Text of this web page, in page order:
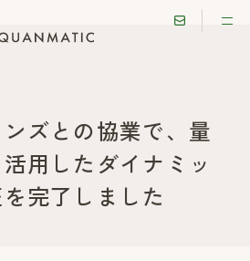
ズとの協業で、量
用したダイナミッ
完了しました